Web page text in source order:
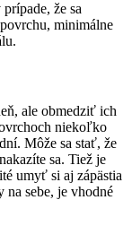
že sa
minimálne
ale obmedziť ich
niekoľko
Môže sa stať, že
sa. Tiež je
umyť si aj zápästia
na sebe, je vhodné